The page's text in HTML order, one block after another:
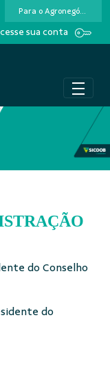
Para o Agronegócio
sua conta
do Conselho
do